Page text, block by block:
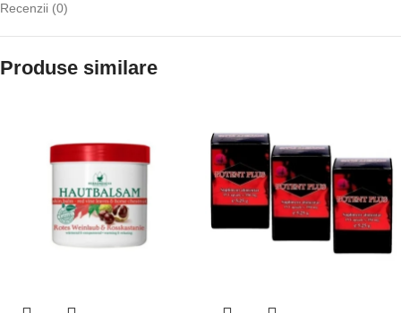
Recenzii (0)
Produse similare